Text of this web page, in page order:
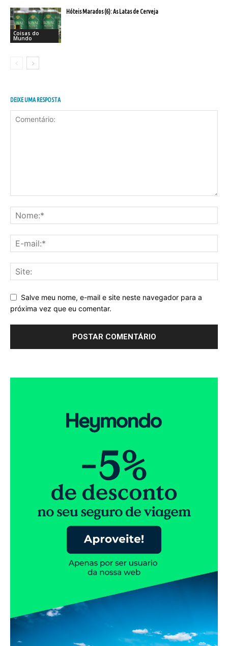
Coisas do
Mundo
Hóteis Marados (6): As Latas de Cerveja
DEIXE UMA RESPOSTA
Salve meu nome, e-mail e site neste navegador para a
próxima vez que eu comentar.